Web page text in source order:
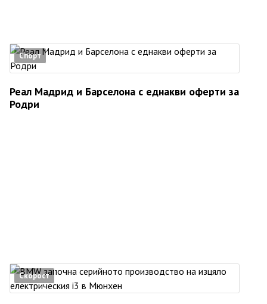
Спорт
Реал Мадрид и Барселона с еднакви оферти за
Родри
Скорост